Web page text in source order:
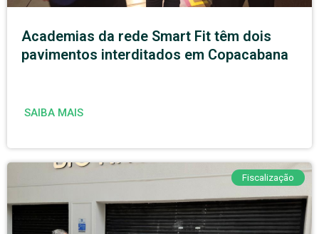
Academias da rede Smart Fit têm dois
pavimentos interditados em Copacabana
SAIBA MAIS
Fiscalização